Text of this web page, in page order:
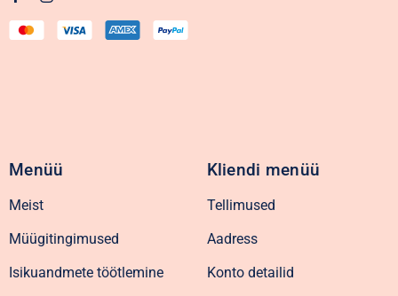
Menüü
Meist
Müügitingimused
Isikuandmete töötlemine
Kliendi menüü
Tellimused
Aadress
Konto detailid